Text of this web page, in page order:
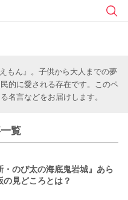
もん』。子供から大人までの夢
的に愛される存在です。このペ
名言などをお届けします。
覧
・のび太の海底鬼岩城』あら
見どころとは？